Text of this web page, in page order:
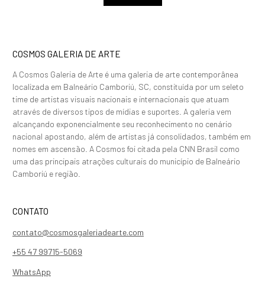
COSMOS GALERIA DE ARTE
A Cosmos Galeria de Arte é uma galeria de arte contemporânea
localizada em Balneário Camboriú, SC, constituída por um seleto
time de artistas visuais nacionais e internacionais que atuam
através de diversos tipos de mídias e suportes. A galeria vem
alcançando exponencialmente seu reconhecimento no cenário
nacional apostando, além de artistas já consolidados, também em
nomes em ascensão. A Cosmos foi citada pela CNN Brasil como
uma das principais atrações culturais do município de Balneário
Camboriú e região.
CONTATO
contato@cosmosgaleriadearte.com
+55 47 99715-5069
WhatsApp